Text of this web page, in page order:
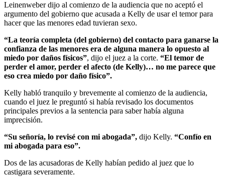
Leinenweber dijo al comienzo de la audiencia que no aceptó el
argumento del gobierno que acusada a Kelly de usar el temor para
hacer que las menores edad tuvieran sexo.
“La teoría completa (del gobierno) del contacto para ganarse la
confianza de las menores era de alguna manera lo opuesto al
miedo por daños físicos”, dijo el juez a la corte. “El temor de
perder el amor, perder el afecto (de Kelly)… no me parece que
eso crea miedo por daño físico”.
Kelly habló tranquilo y brevemente al comienzo de la audiencia,
cuando el juez le preguntó si había revisado los documentos
principales previos a la sentencia para saber había alguna
imprecisión.
“Su señoría, lo revisé con mi abogada”, dijo Kelly. “Confío en
mi abogada para eso”.
Dos de las acusadoras de Kelly habían pedido al juez que lo
castigara severamente.